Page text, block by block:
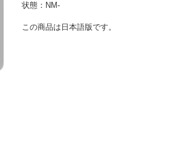
状態：NM-
この商品は日本語版です。